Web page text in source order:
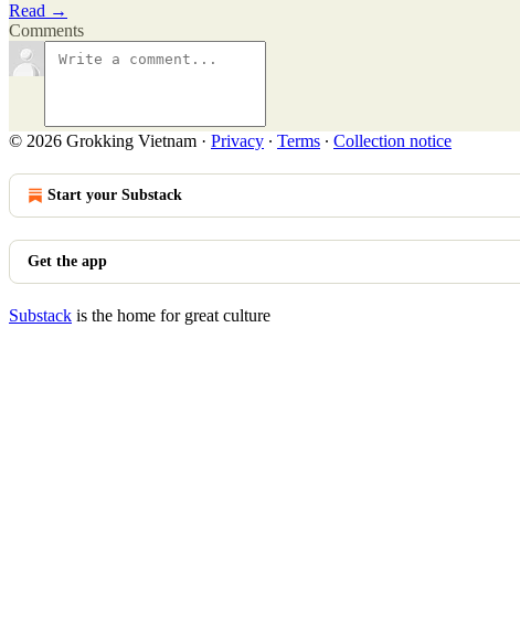
Read →
Comments
© 2026 Grokking Vietnam · Privacy ∙ Terms ∙ Collection notice
Start your Substack
Get the app
Substack is the home for great culture